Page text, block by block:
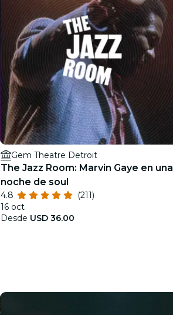
Gem Theatre Detroit
The Jazz Room: Marvin Gaye en una
noche de soul
4.8
(211)
16 oct
Desde USD 36.00